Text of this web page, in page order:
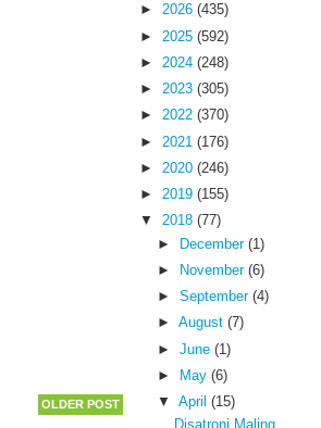
OLDER POST
► 2026 (435)
► 2025 (592)
► 2024 (248)
► 2023 (305)
► 2022 (370)
► 2021 (176)
► 2020 (246)
► 2019 (155)
▼ 2018 (77)
► December (1)
►
November (6)
► September (4)
► August (7)
► June (1)
►
May (6)
▼ April (15)
Disatroni Maling,